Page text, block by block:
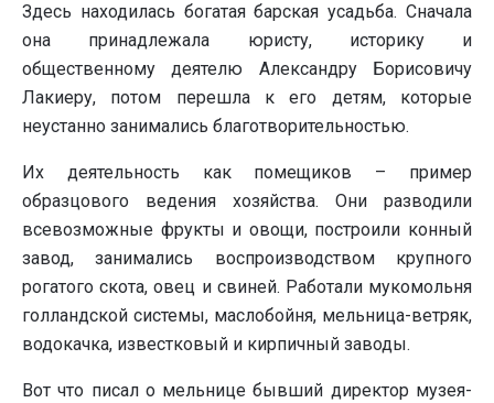
Здесь находилась богатая барская усадьба. Сначала
она принадлежала юристу, историку и
общественному деятелю Александру Борисовичу
Лакиеру, потом перешла к его детям, которые
неустанно занимались благотворительностью.
Их деятельность как помещиков – пример
образцового ведения хозяйства. Они разводили
всевозможные фрукты и овощи, построили конный
завод, занимались воспроизводством крупного
рогатого скота, овец и свиней. Работали мукомольня
голландской системы, маслобойня, мельница-ветряк,
водокачка, известковый и кирпичный заводы.
Вот что писал о мельнице бывший директор музея-